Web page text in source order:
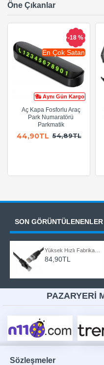
Öne Çıkanlar
Aynı Gün Kargo
En Çok Satan
-18 %
Aç Kapa Fosforlu Araç
Park Numaratörü
Parkmatik
44,90TL 54,89TL
SON GÖRÜNTÜLENENLER
Yüksek Hızlı Fabrikasyon CAT6 Ethernet İnternet LAN Ağ Network Patch Kablo Siyah - 1 Metre
84,90TL
PAZARYERİ
Sözleşmeler